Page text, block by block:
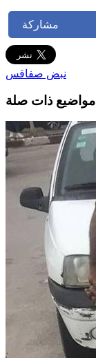
مشاركة
نبض صفاقس
مواضيع ذات صلة